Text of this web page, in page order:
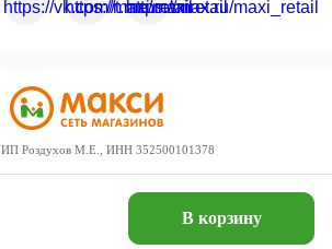
В корзину
ИП Роздухов М.Е., ИНН 352500101378